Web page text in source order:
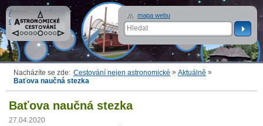
Astronomické
cestování
Nacházíte se zde: Cestování nejen astronomické » Aktuálně »
Baťova naučná stezka
Baťova naučná stezka
27.04.2020
mapa webu